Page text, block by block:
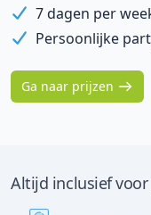
7 dagen per
Persoonlijke
Ga naar prijzen
Altijd inclusief